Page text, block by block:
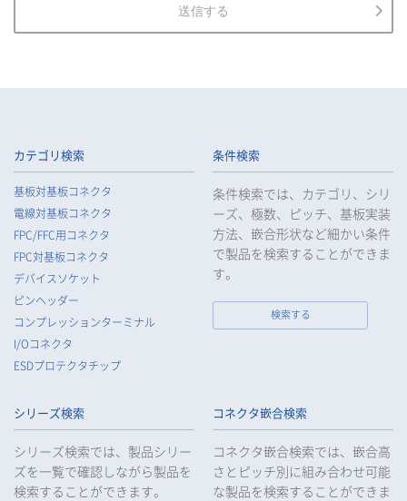
当社は、お客様等の個人データについて、不正アクセス、漏え
い、滅失又は毀損等の防止に努め、個人データの管理のために
られるよう、必要かつ適切な監督を行います。
様等の個人データの安全管理が図られるよう必要かつ適切な監
督を行います。
当社は、法令で例外として定められている場合を除き、お客様
等の個人データをあらかじめ、ご本人の同意を得ることなく第
三者に提供することはいたしません。
当社は、法令で不要とされている場合を除き、第三者に個人デ
ータを提供したとき、又は受けたときは、法令で定められた確
認・記録義務を適正に履行いたします。
9. 当社は、個人情報の漏えい等の事故が発生した場合は、お客様
等の保護を最優先する考えのもと、被害を最小限にとどめるた
めに合理的な範囲で速やかに対応し、再発防止に向けた取り組
みを行います。
送信する
カテゴリ検索
基板対基板コネクタ
電線対基板コネクタ
FPC/FFC用コネクタ
FPC対基板コネクタ
デバイスソケット
ピンヘッダー
コンプレッションターミナル
I/Oコネクタ
ESDプロテクタチップ
条件検索
条件検索では、カテゴリ、シリ
ーズ、極数、ピッチ、基板実装
方法、嵌合形状など細かい条件
で製品を検索することができま
す。
検索する
シリーズ検索
シリーズ検索では、製品シリー
ズを一覧で確認しながら製品を
検索することができます。
コネクタ嵌合検索
コネクタ嵌合検索では、嵌合高
さとピッチ別に組み合わせ可能
な製品を検索することができま